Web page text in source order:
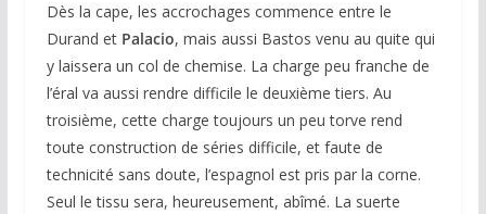
Dès la cape, les accrochages commence entre le
Durand et Palacio, mais aussi Bastos venu au quite qui
y laissera un col de chemise. La charge peu franche de
l’éral va aussi rendre difficile le deuxième tiers. Au
troisième, cette charge toujours un peu torve rend
toute construction de séries difficile, et faute de
technicité sans doute, l’espagnol est pris par la corne.
Seul le tissu sera, heureusement, abîmé. La suerte